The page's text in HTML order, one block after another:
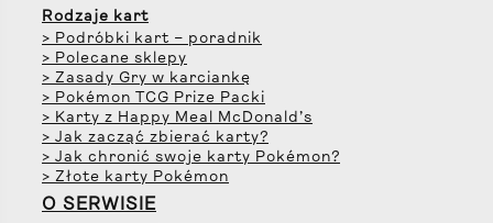
Rodzaje kart
> Podróbki kart – poradnik
> Polecane sklepy
> Zasady Gry w karciankę
> Pokémon TCG Prize Packi
> Karty z Happy Meal McDonald’s
> Jak zacząć zbierać karty?
> Jak chronić swoje karty Pokémon?
> Złote karty Pokémon
O SERWISIE